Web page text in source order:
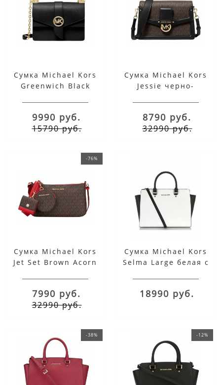
Сумка Michael Kors
Greenwich Black
9990 руб.
15790 руб.
Сумка Michael Kors
Jessie черно-
8790 руб.
32990 руб.
-76%
Сумка Michael Kors
Jet Set Brown Acorn
7990 руб.
32990 руб.
Сумка Michael Kors
Selma Large белая с
18990 руб.
-38% -12%